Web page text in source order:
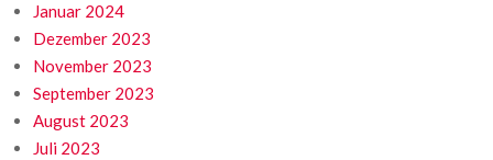
Januar 2024
Dezember 2023
November 2023
September 2023
August 2023
Juli 2023